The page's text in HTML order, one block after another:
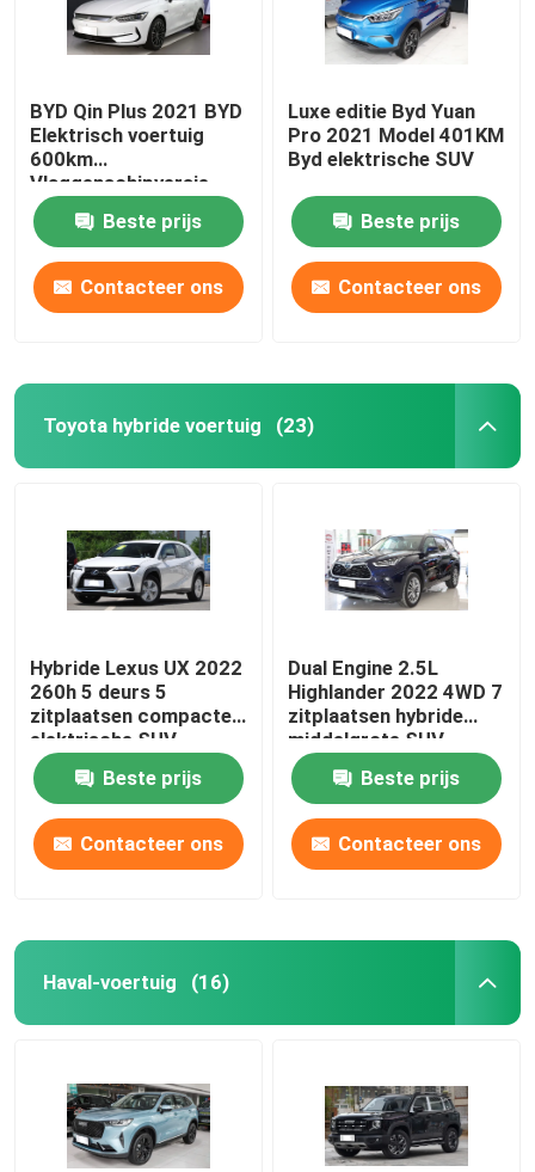
De Elektrische Auto van ZEEKR
Benz EV-auto
Benz-benzinewagens
BYD Qin Plus 2021 BYD
Elektrisch voertuig
600km
Vlaggenschipversie
Elektrische 4-deurs 5-
zits autoBeste prijs
Contacteer ons
Luxe editie Byd Yuan
Pro 2021 Model 401KM
Byd elektrische SUV
Beste prijs
Contacteer ons
Toyota hybride voertuig (23)
Hybride Lexus UX 2022
260h 5 deurs 5
zitplaatsen compacte
elektrische SUV
Beste prijs
Contacteer ons
Dual Engine 2.5L
Highlander 2022 4WD 7
zitplaatsen hybride
middelgrote SUV
Beste prijs
Contacteer ons
Haval-voertuig (16)